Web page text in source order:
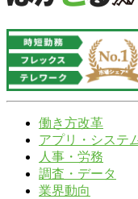
働き方改革
アプリ・システ
人事・労務
調査・データ
業界動向